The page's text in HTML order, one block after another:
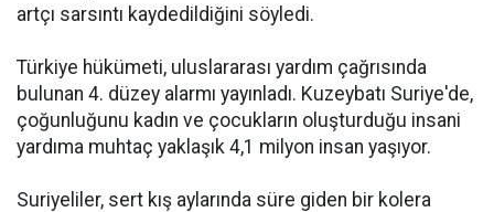
artçı sarsıntı kaydedildiğini söyledi.
Türkiye hükümeti, uluslararası yardım çağrısında
bulunan 4. düzey alarmı yayınladı. Kuzeybatı Suriye'de,
çoğunluğunu kadın ve çocukların oluşturduğu insani
yardıma muhtaç yaklaşık 4,1 milyon insan yaşıyor.
Suriyeliler, sert kış aylarında süre giden bir kolera